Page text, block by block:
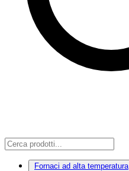
Fornaci ad alta temperatura